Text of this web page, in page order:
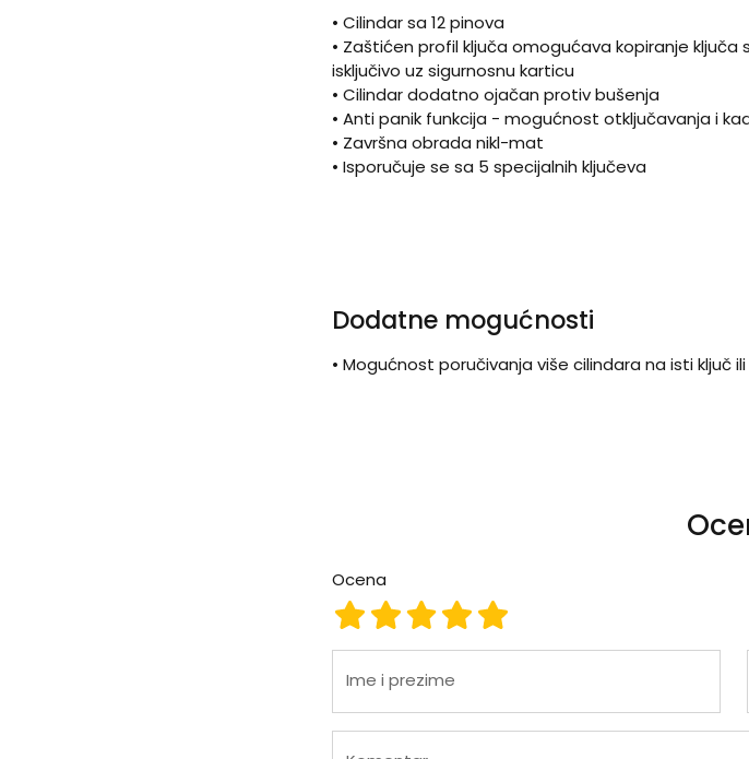
• Cilindar sa 12 pinova
• Zaštićen profil ključa omogućava kopiranje ključa
isključivo uz sigurnosnu karticu
• Cilindar dodatno ojačan protiv bušenja
• Anti panik funkcija - mogućnost otključavanja i
• Završna obrada nikl-mat
• Isporučuje se sa 5 specijalnih ključeva
Dodatne mogućnosti
• Mogućnost poručivanja više cilindara na isti ključ
Ocena
Ocena 5
Ocena 4
Ocena 3
Ocena 2
Ocena 1
Ime i prezime